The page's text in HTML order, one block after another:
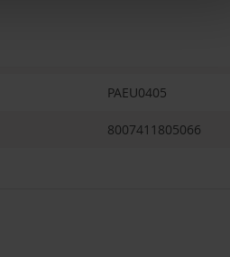
PAEU0405
8007411805066